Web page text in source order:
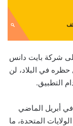
شركة بايت دانس
حظره في البلاد، لن
التطبيق.
أبريل الماضي
المتحدة، ما